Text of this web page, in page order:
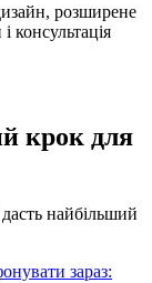
розширене
консультація
крок для
найбільший
зараз: